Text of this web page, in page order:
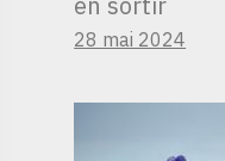
28 mai 2024